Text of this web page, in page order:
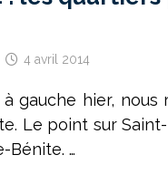
4 avril 2014
gauche hier, nous
Le point sur
Bénite. …